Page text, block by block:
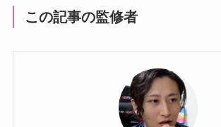
この記事の監修者